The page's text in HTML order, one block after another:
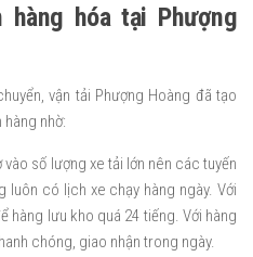
hàng hóa tại Phượng
vận tải Phượng Hoàng đã tạo
nhờ:
vào số lượng xe tải lớn nên các tuyến
luôn có lịch xe chạy hàng ngày. Với
hàng lưu kho quá 24 tiếng. Với hàng
chóng, giao nhận trong ngày.